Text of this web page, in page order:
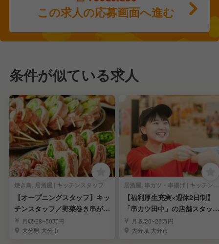
この求人の応募画面へ進む
条件が似ている求人
焼き鳥, 居酒屋 | キッチンスタッフ
【オープニングスタッフ】キッ
チンスタッフ／野菜巻き串が自
慢の居酒屋
月収/28~50万円
大分県 大分市
居酒屋, 串カツ・串揚げ | キッチンスタッフ
【福利厚生充実×週休2日制】
「串カツ田中」の店舗スタッフ
を募集！／大分
月収/20~25万円
大分県 大分市